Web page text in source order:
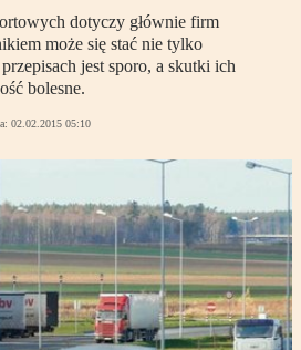
dotyczy głównie firm
może się stać nie tylko
jest sporo, a skutki ich
bolesne.
02.02.2015 05:10